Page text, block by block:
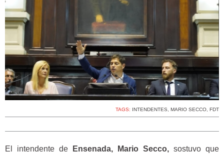
TAGS: INTENDENTES, MARIO SECCO, FDT
El intendente de Ensenada, Mario Secco, sostuvo que